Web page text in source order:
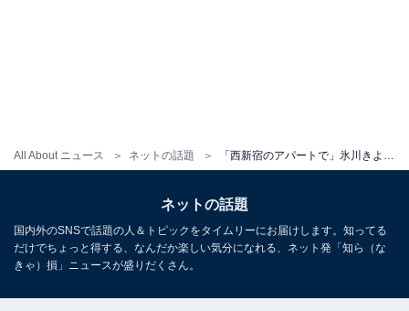
All About ニュース ネットの話題
ネットの話題
国内外のSNSで話題の人＆トピックをタイムリーにお届けします。知ってる
だけでちょっと得する、なんだか楽しい気分になれる、ネット発「知ら（な
きゃ）損」ニュースが盛りだくさん。